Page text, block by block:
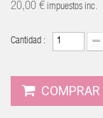
20,00 € impuestos inc.
Cantidad :
COMPRAR